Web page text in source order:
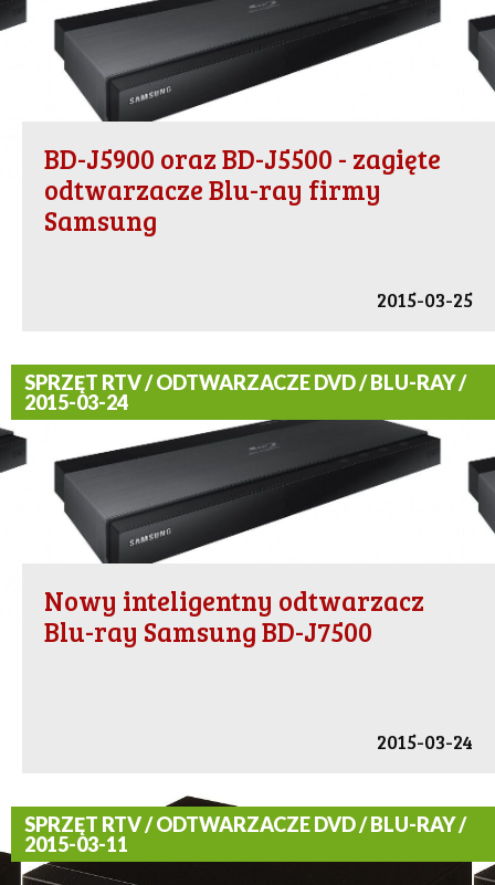
BD-J5900 oraz BD-J5500 - zagięte
odtwarzacze Blu-ray firmy
Samsung
2015-03-25
SPRZĘT RTV / ODTWARZACZE DVD / BLU-RAY /
2015-03-24
Nowy inteligentny odtwarzacz
Blu-ray Samsung BD-J7500
2015-03-24
SPRZĘT RTV / ODTWARZACZE DVD / BLU-RAY /
2015-03-11